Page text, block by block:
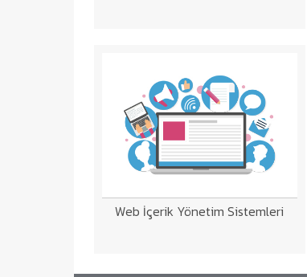
Web İçerik Yönetim Sistemleri